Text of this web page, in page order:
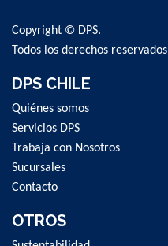
Copyright © DPS.
Todos los derechos reservados
DPS CHILE
Quiénes somos
Servicios DPS
Trabaja con Nosotros
Sucursales
Contacto
OTROS